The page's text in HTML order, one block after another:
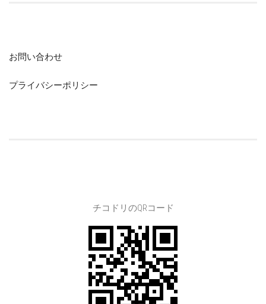
お問い合わせ
プライバシーポリシー
チコドリのQRコード